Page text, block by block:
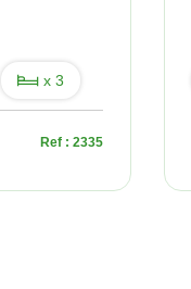
x 3
Ref : 2335